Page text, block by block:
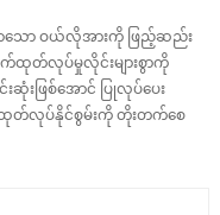
သော ဝယ်လိုအားကို ဖြည့်ဆည်း
တ်လုပ်မှုလိုင်းများစွာကို
းဖြစ်အောင် ပြုလုပ်ပေး
ထုတ်လုပ်နိုင်စွမ်းကို တိုးတက်စေ